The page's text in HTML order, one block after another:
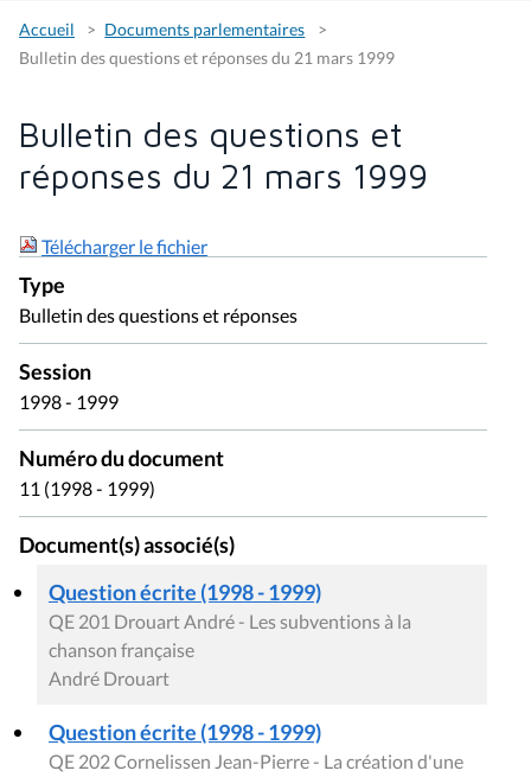
Accueil
Documents parlementaires
Bulletin des questions et réponses du 21 mars 1999
Bulletin des questions et
réponses du 21 mars 1999
Télécharger le fichier
Type
Bulletin des questions et réponses
Session
1998 - 1999
Numéro du document
11 (1998 - 1999)
Document(s) associé(s)
Question écrite (1998 - 1999)
QE 201 Drouart André - Les subventions à la
chanson française
André Drouart
Question écrite (1998 - 1999)
QE 202 Cornelissen Jean-Pierre - La création d'une